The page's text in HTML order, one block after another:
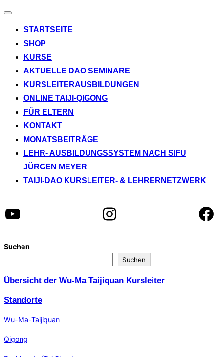
Navigation
STARTSEITE
SHOP
KURSE
AKTUELLE DAO SEMINARE
KURSLEITERAUSBILDUNGEN
ONLINE TAIJI-QIGONG
FÜR ELTERN
KONTAKT
MONATSBEITRÄGE
LEHR- AUSBILDUNGSSYSTEM NACH SIFU
JÜRGEN MEYER
TAIJI-DAO KURSLEITER- & LEHRERNETZWERK
YouTube Instagram
Suchen
Suchen
Übersicht der Wu-Ma Taijiquan Kursleiter
Standorte
Wu-Ma-Taijiquan
Qigong